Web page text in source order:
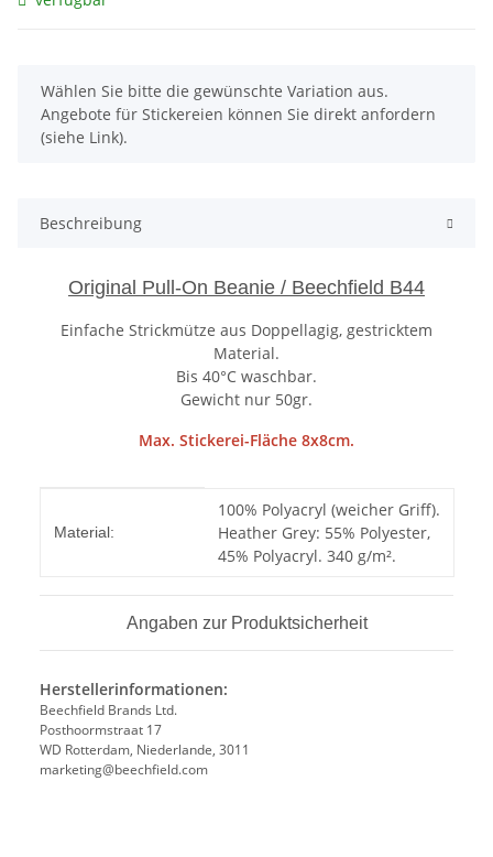
x
Wählen Sie bitte die gewünschte Variation aus.
Angebote für Stickereien können Sie direkt anfordern
(siehe Link).
Beschreibung
Original Pull-On Beanie / Beechfield B44
Einfache Strickmütze aus Doppellagig, gestricktem
Material.
Bis 40°C waschbar.
Gewicht nur 50gr.
Max. Stickerei-Fläche 8x8cm.
Material:
100% Polyacryl (weicher Griff).
Heather Grey: 55% Polyester,
45% Polyacryl. 340 g/m².
Angaben zur Produktsicherheit
Herstellerinformationen:
Beechfield Brands Ltd.
Posthoormstraat 17
WD Rotterdam, Niederlande, 3011
marketing@beechfield.com